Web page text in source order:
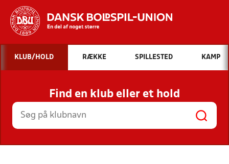
Hvad vil du søge efter?
INDHOLD OG NYHEDER
STILLINGER, RESULTATER, KLUBBER OG
HOLD
KLUB/HOLD RÆKKE SPILLESTED KAMP
Find en klub eller et hold